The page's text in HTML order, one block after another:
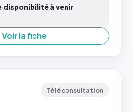
disponibilité à venir
Voir la fiche
Téléconsultation